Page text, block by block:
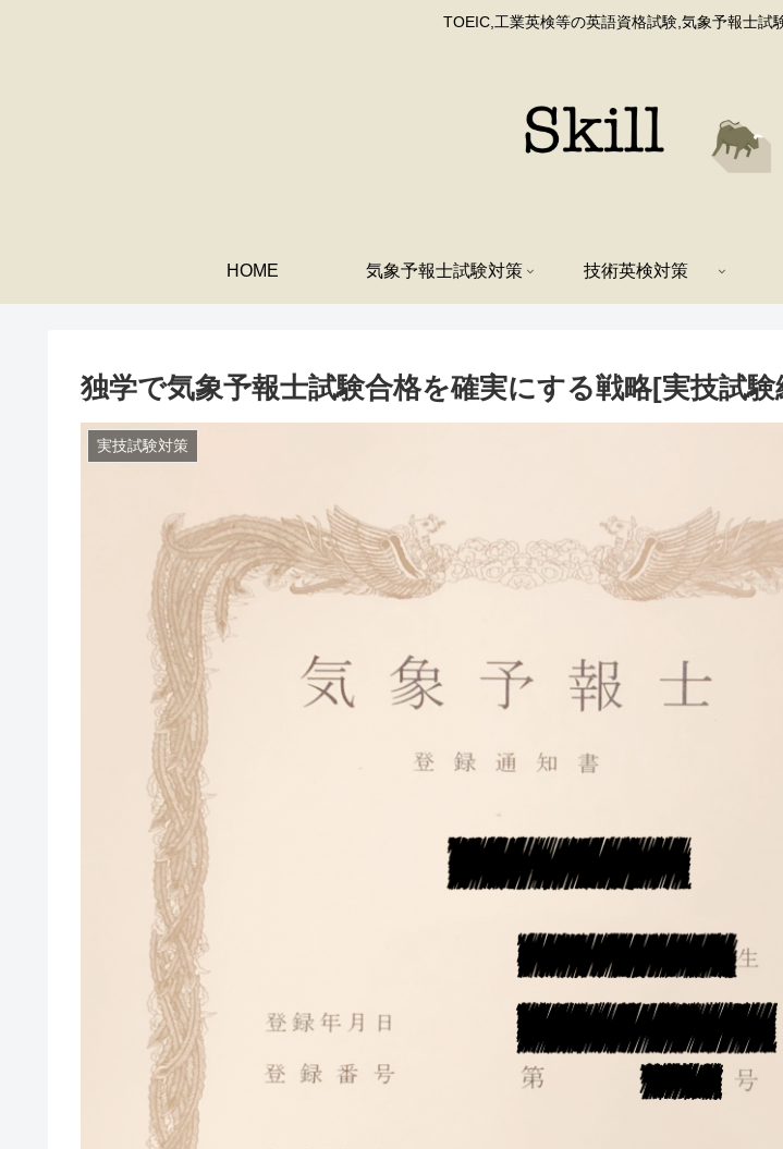
TOEIC,工業英検等の英語資格試験,気象予報士試
HOME 気象予報士試験対策 技術英検対策
独学で気象予報士試験合格を確実にする戦略[実技試験
実技試験対策